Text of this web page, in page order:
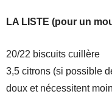
LA LISTE (pour un
20/22 biscuits cuillère
3,5 citrons (si possible
doux et nécessitent